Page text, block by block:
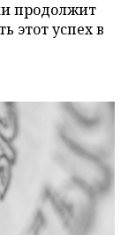
продолжит
этот успех в